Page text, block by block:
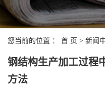
您当前的位置 ： 首 页 > 新闻
钢结构生产加工过程
方法